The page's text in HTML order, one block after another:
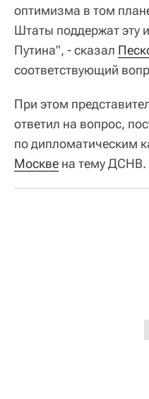
оптимизма в том
Штаты поддержат эту
Путина", - сказал
соответствующий
При этом
ответил на вопрос,
по дипломатическим
Москве на тему ДСНВ.